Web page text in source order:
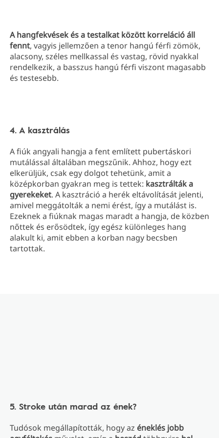
A hangfekvések és a testalkat között korreláció áll
fennt, vagyis jellemzően a tenor hangú férfi zömök,
alacsony, széles mellkassal és vastag, rövid nyakkal
rendelkezik, a basszus hangú férfi viszont magasabb
és testesebb.
4. A kasztrálás
A fiúk angyali hangja a fent említett pubertáskori
mutálással általában megszűnik. Ahhoz, hogy ezt
elkerüljük, csak egy dolgot tehetünk, amit a
középkorban gyakran meg is tettek: kasztrálták a
gyerekeket. A kasztráció a herék eltávolítását jelenti,
amivel meggátolták a nemi érést, így a mutálást is.
Ezeknek a fiúknak magas maradt a hangja, de közben
nőttek és erősödtek, így egész különleges hang
alakult ki, amit ebben a korban nagy becsben
tartottak.
5. Stroke után marad az ének?
Tudósok megállapították, hogy az éneklés jobb